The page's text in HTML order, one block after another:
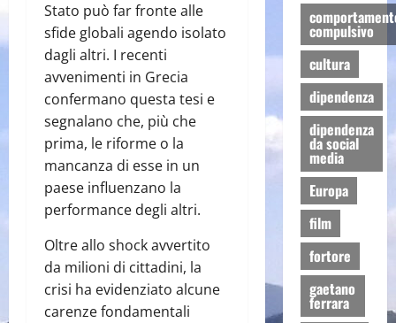
Stato può far fronte alle
sfide globali agendo isolato
dagli altri. I recenti
avvenimenti in Grecia
confermano questa tesi e
segnalano che, più che
prima, le riforme o la
mancanza di esse in un
paese influenzano la
performance degli altri.
Oltre allo shock avvertito
da milioni di cittadini, la
crisi ha evidenziato alcune
carenze fondamentali
compulsivo
cultura
dipendenza
dipendenza
da social
media
Europa
film
fortore
gaetano
ferrara